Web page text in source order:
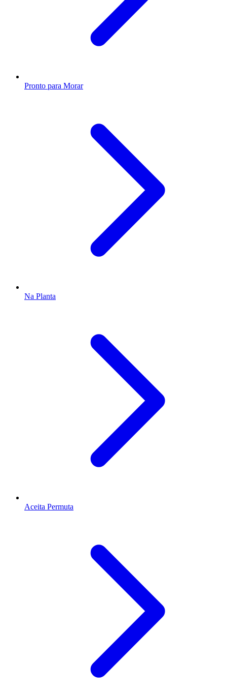
Pronto para Morar
Na Planta
Aceita Permuta